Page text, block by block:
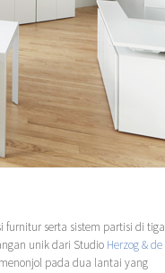
furnitur serta sistem partisi di tiga
unik dari Studio Herzog & de
menonjol pada dua lantai yang